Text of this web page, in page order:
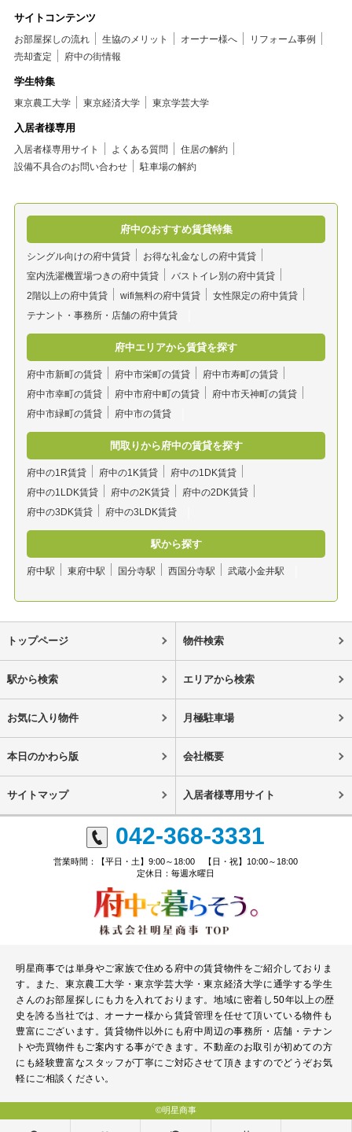
サイトコンテンツ
お部屋探しの流れ 生協のメリット オーナー様へ
リフォーム事例
売却査定
府中の街情報
学生特集
東京農工大学 東京経済大学 東京学芸大学
入居者様専用
入居者様専用サイト よくある質問
住居の解約
設備不具合のお問い合わせ
駐車場の解約
府中のおすすめ賃貸特集
シングル向けの府中賃貸
お得な礼金なしの府中賃貸
室内洗濯機置場つきの府中賃貸
バストイレ別の府中賃貸
2階以上の府中賃貸
wifi無料の府中賃貸
女性限定の府中賃貸
テナント・事務所・店舗の府中賃貸
府中エリアから賃貸を探す
府中市新町の賃貸 府中市栄町の賃貸
府中市寿町の賃貸
府中市幸町の賃貸
府中市府中町の賃貸
府中市天神町の賃貸
府中市緑町の賃貸
府中市の賃貸
間取りから府中の賃貸を探す
府中の1R賃貸 府中の1K賃貸
府中の1DK賃貸
府中の1LDK賃貸
府中の2K賃貸
府中の2DK賃貸
府中の3DK賃貸
府中の3LDK賃貸
駅から探す
府中駅 東府中駅 国分寺駅 西国分寺駅 武蔵小金井駅
トップページ 物件検索
駅から検索 エリアから検索
お気に入り物件 月極駐車場
本日のかわら版 会社概要
サイトマップ 入居者様専用サイト
042-368-3331
営業時間：【平日・土】9:00～18:00 【日・祝】10:00～18:00
定休日：毎週水曜日
明星商事では単身やご家族で住める府中の賃貸物件をご紹介しておりま
す。また、東京農工大学・東京学芸大学・東京経済大学に通学する学生
さんのお部屋探しにも力を入れております。地域に密着し50年以上の歴
史を誇る当社では、オーナー様から賃貸管理を任せて頂いている物件も
豊富にございます。賃貸物件以外にも府中周辺の事務所・店舗・テナン
トや売買物件もご案内する事ができます。不動産のお取引が初めての方
にも経験豊富なスタッフが丁寧にご対応させて頂きますのでどうぞお気
軽にご相談ください。
©明星商事